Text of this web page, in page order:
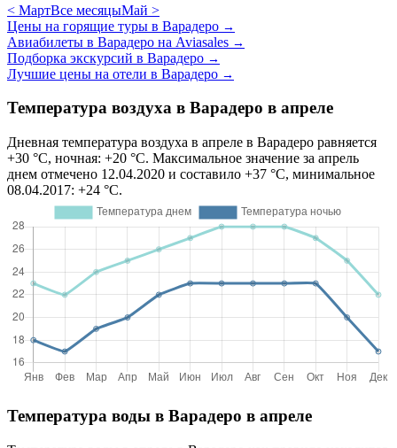
< МартВсе месяцыМай >
Цены на горящие туры в Варадеро →
Авиабилеты в Варадеро на Aviasales →
Подборка экскурсий в Варадеро →
Лучшие цены на отели в Варадеро →
Температура воздуха в Варадеро в апреле
Дневная температура воздуха в апреле в Варадеро равняется
+30 °C, ночная: +20 °C. Максимальное значение за апрель
днем отмечено 12.04.2020 и составило +37 °C, минимальное
08.04.2017: +24 °C.
Температура воды в Варадеро в апреле